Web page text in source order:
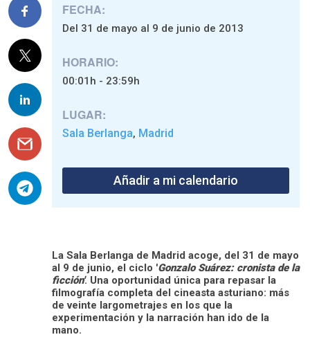
FECHA:
Del 31 de mayo al 9 de junio de 2013
HORARIO:
00:01h - 23:59h
LUGAR:
Sala Berlanga, Madrid
Añadir a mi calendario
La Sala Berlanga de Madrid acoge, del 31 de mayo
al 9 de junio, el ciclo 'Gonzalo Suárez: cronista de la
ficción'. Una oportunidad única para repasar la
filmografía completa del cineasta asturiano: más
de veinte largometrajes en los que la
experimentación y la narración han ido de la
mano.